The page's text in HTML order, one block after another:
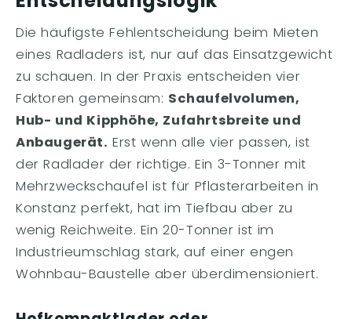
Die häufigste Fehlentscheidung beim Mieten
eines Radladers ist, nur auf das Einsatzgewicht
zu schauen. In der Praxis entscheiden vier
Faktoren gemeinsam: Schaufelvolumen,
Hub- und Kipphöhe, Zufahrtsbreite und
Anbaugerät. Erst wenn alle vier passen, ist
der Radlader der richtige. Ein 3-Tonner mit
Mehrzweckschaufel ist für Pflasterarbeiten in
Konstanz perfekt, hat im Tiefbau aber zu
wenig Reichweite. Ein 20-Tonner ist im
Industrieumschlag stark, auf einer engen
Wohnbau-Baustelle aber überdimensioniert.